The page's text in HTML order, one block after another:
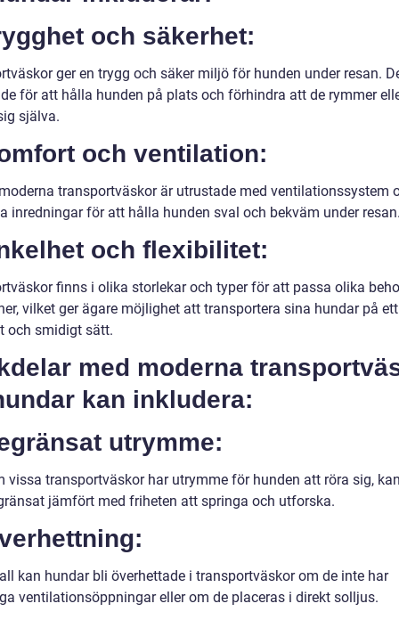
och säkerhet:
ger en trygg och säker miljö för hunden under resan.
för att hålla hunden på plats och förhindra att de rymmer
själva.
och ventilation:
transportväskor är utrustade med ventilationssystem
inredningar för att hålla hunden sval och bekväm under
och flexibilitet:
finns i olika storlekar och typer för att passa olika
vilket ger ägare möjlighet att transportera sina hundar på ett
och smidigt sätt.
med moderna
kan inkludera:
utrymme:
vissa transportväskor har utrymme för hunden att röra sig,
jämfört med friheten att springa och utforska.
kan hundar bli överhettade i transportväskor om de inte har
ventilationsöppningar eller om de placeras i direkt solljus.